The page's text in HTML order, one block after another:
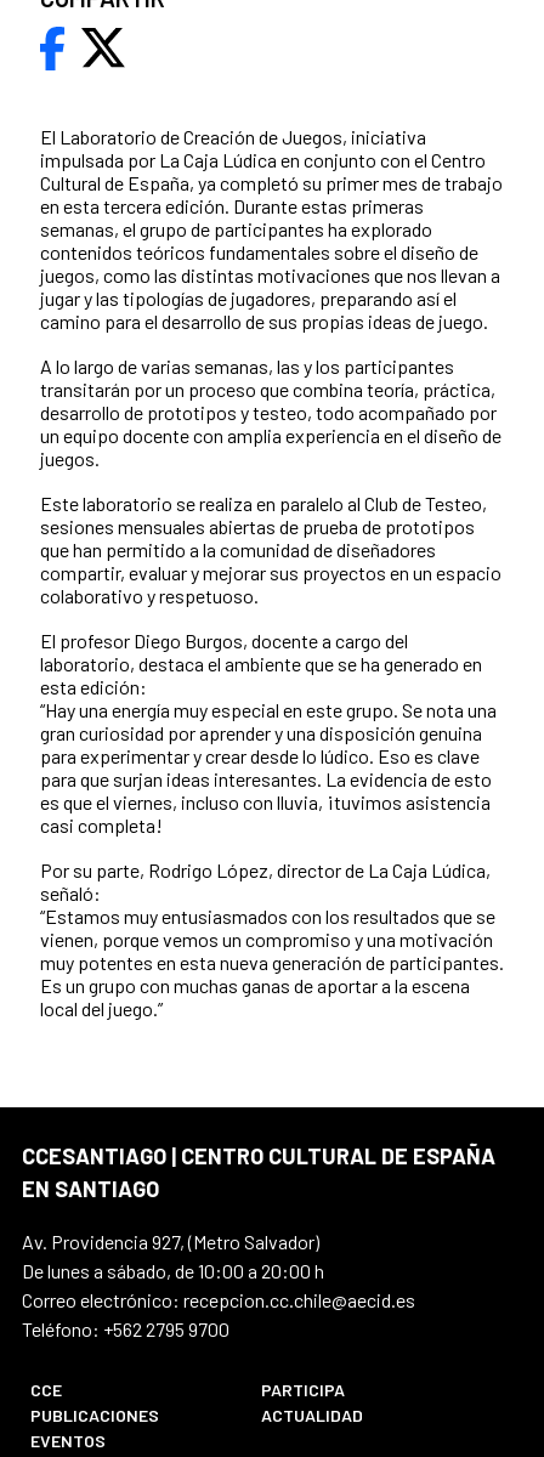
El Laboratorio de Creación de Juegos, iniciativa
impulsada por La Caja Lúdica en conjunto con el Centro
Cultural de España, ya completó su primer mes de trabajo
en esta tercera edición. Durante estas primeras
semanas, el grupo de participantes ha explorado
contenidos teóricos fundamentales sobre el diseño de
juegos, como las distintas motivaciones que nos llevan a
jugar y las tipologías de jugadores, preparando así el
camino para el desarrollo de sus propias ideas de juego.
A lo largo de varias semanas, las y los participantes
transitarán por un proceso que combina teoría, práctica,
desarrollo de prototipos y testeo, todo acompañado por
un equipo docente con amplia experiencia en el diseño de
juegos.
Este laboratorio se realiza en paralelo al Club de Testeo,
sesiones mensuales abiertas de prueba de prototipos
que han permitido a la comunidad de diseñadores
compartir, evaluar y mejorar sus proyectos en un espacio
colaborativo y respetuoso.
El profesor Diego Burgos, docente a cargo del
laboratorio, destaca el ambiente que se ha generado en
esta edición:
“Hay una energía muy especial en este grupo. Se nota una
gran curiosidad por aprender y una disposición genuina
para experimentar y crear desde lo lúdico. Eso es clave
para que surjan ideas interesantes. La evidencia de esto
es que el viernes, incluso con lluvia, ¡tuvimos asistencia
casi completa!
Por su parte, Rodrigo López, director de La Caja Lúdica,
señaló:
“Estamos muy entusiasmados con los resultados que se
vienen, porque vemos un compromiso y una motivación
muy potentes en esta nueva generación de participantes.
Es un grupo con muchas ganas de aportar a la escena
local del juego.”
CCESANTIAGO | CENTRO CULTURAL DE ESPAÑA
EN SANTIAGO
Av. Providencia 927, (Metro Salvador)
De lunes a sábado, de 10:00 a 20:00 h
Correo electrónico: recepcion.cc.chile@aecid.es
Teléfono: +562 2795 9700
CCE
PARTICIPA
PUBLICACIONES
ACTUALIDAD
EVENTOS